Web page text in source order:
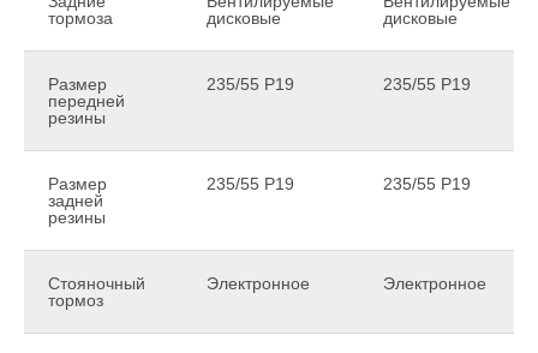
тормоза
дисковые
дисковые
Размер
передней
резины
235/55 Р19 235/55 Р19
Размер
задней
резины
235/55 Р19 235/55 Р19
Стояночный
тормоз
Электронное Электронное